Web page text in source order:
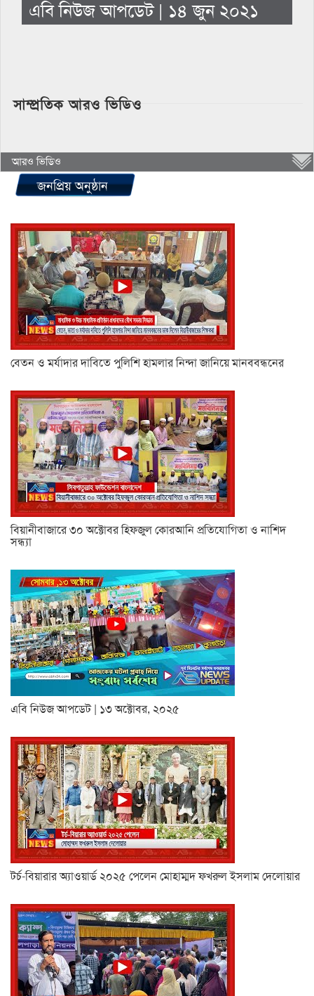
এবি নিউজ আপডেট | ১৪ জুন ২০২১
সাম্প্রতিক আরও ভিডিও
আরও ভিডিও
জনপ্রিয় অনুষ্ঠান
বেতন ও মর্যাদার দাবিতে পুলিশি হামলার নিন্দা জানিয়ে মানববন্ধনের
বিয়ানীবাজারে ৩০ অক্টোবর হিফজুল কোরআনি প্রতিযোগিতা ও নাশিদ
সন্ধ্যা
এবি নিউজ আপডেট | ১৩ অক্টোবর, ২০২৫
টর্চ-বিয়ারার অ্যাওয়ার্ড ২০২৫ পেলেন মোহাম্মদ ফখরুল ইসলাম দেলোয়ার